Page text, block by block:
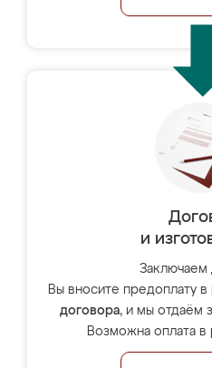
и
Заключаем
Вы вносите предоплату
договора, и мы отдаём
Возможна оплата в